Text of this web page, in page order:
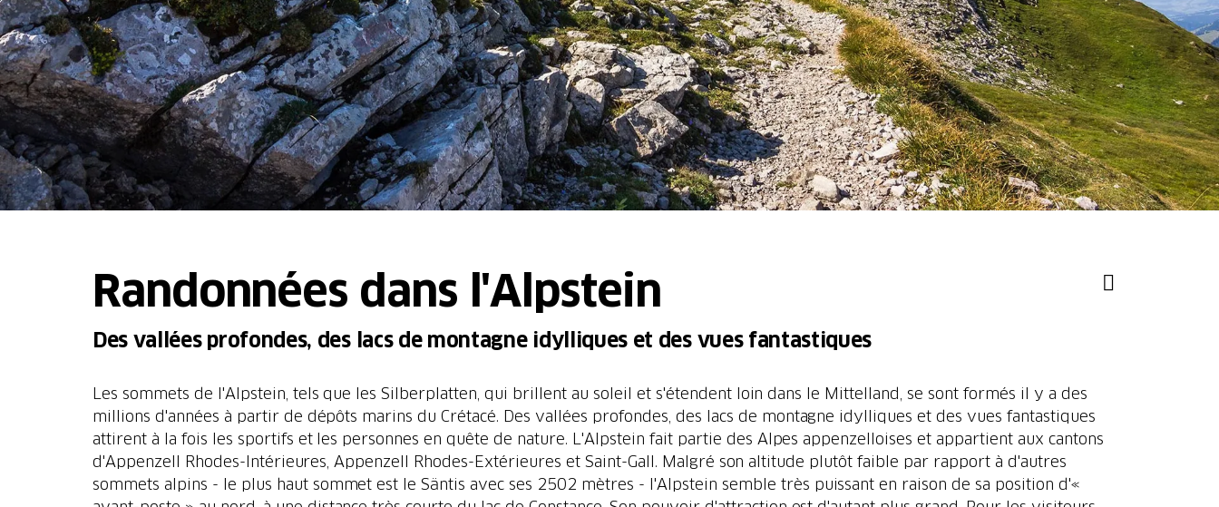
Randonnées dans l'Alpstein
Des vallées profondes, des lacs de montagne idylliques et des vues fantastiques
Les sommets de l'Alpstein, tels que les Silberplatten, qui brillent au soleil et s'étendent loin dans le Mittelland, se sont formés il y a des
millions d'années à partir de dépôts marins du Crétacé. Des vallées profondes, des lacs de montagne idylliques et des vues fantastiques
attirent à la fois les sportifs et les personnes en quête de nature. L'Alpstein fait partie des Alpes appenzelloises et appartient aux cantons
d'Appenzell Rhodes-Intérieures, Appenzell Rhodes-Extérieures et Saint-Gall. Malgré son altitude plutôt faible par rapport à d'autres
sommets alpins - le plus haut sommet est le Säntis avec ses 2502 mètres - l'Alpstein semble très puissant en raison de sa position d'«